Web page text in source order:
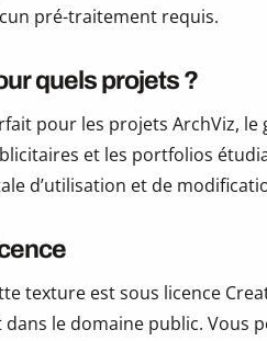
pré-traitement requis.
quels projets ?
pour les projets ArchViz, le
et les portfolios
d’utilisation et de
texture est sous licence
dans le domaine public. Vous